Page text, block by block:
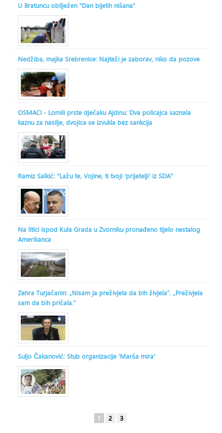
U Bratuncu obilježen "Dan bijelih nišana"
Nedžiba, majka Srebrenice: Najteži je zaborav, niko da pozove
OSMACI - Lomili prste dječaku Ajdinu: Dva policajca saznala
kaznu za nasilje, dvojica se izvukla bez sankcija
Ramiz Salkić: "Lažu te, Vojine, ti tvoji 'prijatelji' iz SDA"
Na litici ispod Kula Grada u Zvorniku pronađeno tijelo nestalog
Amerikanca
Zehra Turjačanin: „Nisam ja preživjela da bih živjela“. „Preživjela
sam da bih pričala.“
Suljo Čakanović: Stub organizacije 'Marša mira'
1 2 3